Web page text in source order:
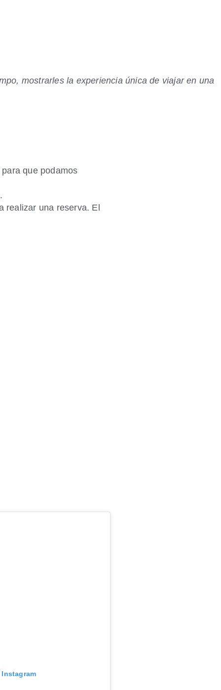
mostrarles la experiencia única de viajar en una
para que podamos
realizar una reserva. El